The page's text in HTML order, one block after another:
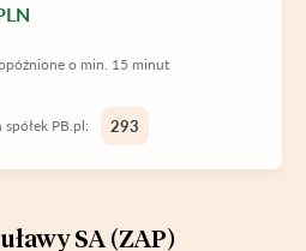
o min. 15 minut
PB.pl: 293
SA (ZAP)